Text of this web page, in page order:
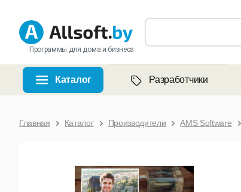
Программы для дома и бизнеса
Каталог Разработчики
Главная Каталог Производители AMS Software